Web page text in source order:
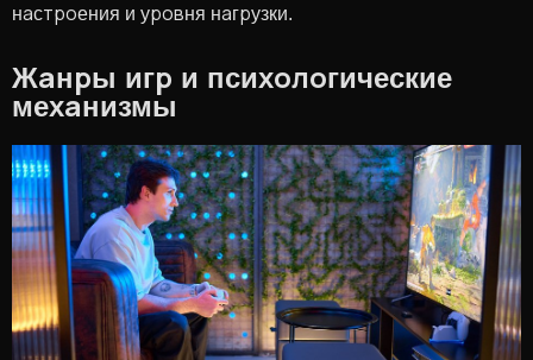
настроения и уровня нагрузки.
Жанры игр и психологические
механизмы